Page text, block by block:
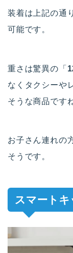
装着は上記の通
可能です。
重さは驚異の「
なくタクシーや
そうな商品です
お子さん連れの
そうです。
スマート